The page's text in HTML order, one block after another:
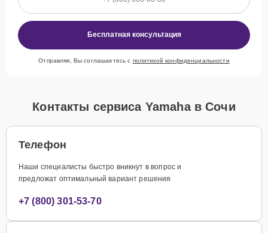
Бесплатная консультация
Отправляя, Вы соглашаетесь с политикой конфиденциальности
Контакты сервиса Yamaha в Сочи
Телефон
Наши специалисты быстро вникнут в вопрос и
предложат оптимальный вариант решения
+7 (800) 301-53-70